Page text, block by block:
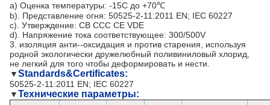
a) Оценка температуры: -15C до +70℃
b). Представление огня: 50525-2-11:2011 EN; IEC 60227
c). Утверждение: CB CCC CE VDE
d). Напряжение тока соответствующее: 300/500V
3. изоляция анти--оксидация и против старения, используя
родной экологически дружелюбный поливиниловый хлорид,
не легкий для того чтобы деформировать и нести.
▼Standards&Certificates:
50525-2-11:2011 EN; IEC 60227
▼Технические параметры: